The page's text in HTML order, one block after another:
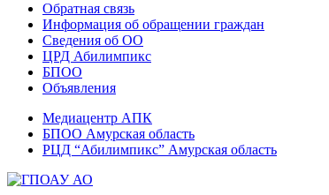
Обратная связь
Информация об обращении граждан
Сведения об ОО
ЦРД Абилимпикс
БПОО
Объявления
Медиацентр АПК
БПОО Амурская область
РЦД “Абилимпикс” Амурская область